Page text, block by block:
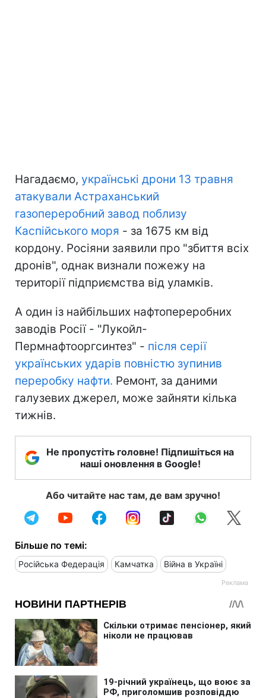
Нагадаємо, українські дрони 13 травня
атакували Астраханський
газопереробний завод поблизу
Каспійського моря - за 1675 км від
кордону. Росіяни заявили про "збиття всіх
дронів", однак визнали пожежу на
території підприємства від уламків.
А один із найбільших нафтопереробних
заводів Росії - "Лукойл-
Пермнафтооргсинтез" - після серії
українських ударів повністю зупинив
переробку нафти. Ремонт, за даними
галузевих джерел, може зайняти кілька
тижнів.
Не пропустіть головне! Підпишіться на
наші оновлення в Google!
Або читайте нас там, де вам зручно!
Більше по темі:
Російська Федерація Камчатка Війна в Україні